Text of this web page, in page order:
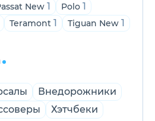
500-03-23
без выходных
New 1 Polo 1
Teramont 1 Tiguan New 1
Внедорожники
Хэтчбеки